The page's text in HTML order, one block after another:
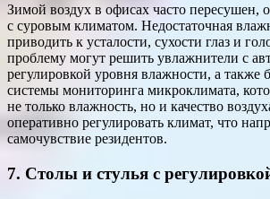
Зимой воздух в офисах часто пересушен,
с суровым климатом. Недостаточная
приводить к усталости, сухости глаз и
проблему могут решить увлажнители с
регулировкой уровня влажности, а также
системы мониторинга микроклимата,
не только влажность, но и качество
оперативно регулировать климат, что
самочувствие резидентов.
7. Столы и стулья с